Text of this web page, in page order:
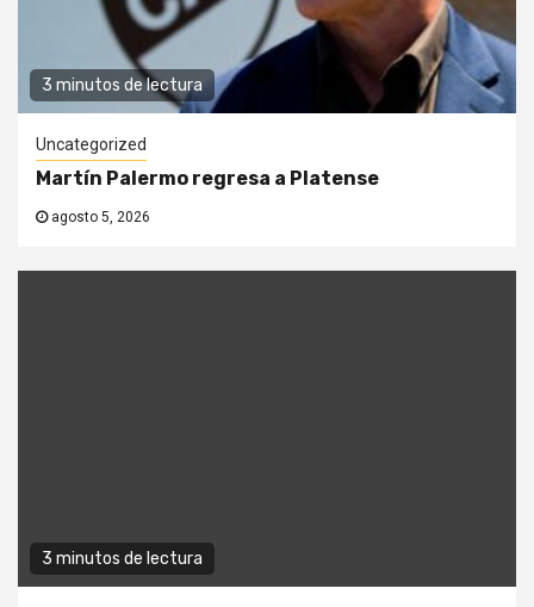
3 minutos de lectura
Uncategorized
Martín Palermo regresa a Platense
agosto 5, 2026
3 minutos de lectura